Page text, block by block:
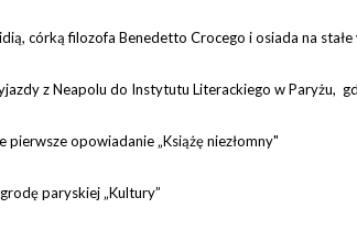
córką filozofa Benedetto Crocego i osiada na stałe
z Neapolu do Instytutu Literackiego w Paryżu,
pierwsze opowiadanie „Książę niezłomny"
paryskiej „Kultury”